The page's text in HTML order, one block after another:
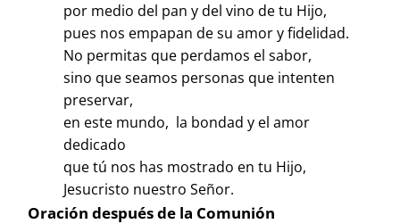
por medio del pan y del vino de tu Hijo,
pues nos empapan de su amor y fidelidad.
No permitas que perdamos el sabor,
sino que seamos personas que intenten
preservar,
en este mundo, la bondad y el amor
dedicado
que tú nos has mostrado en tu Hijo,
Jesucristo nuestro Señor.
Oración después de la Comunión